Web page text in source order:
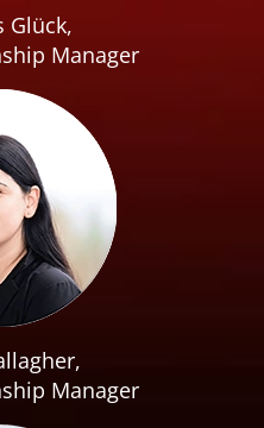
Glück,
Manager
Manager